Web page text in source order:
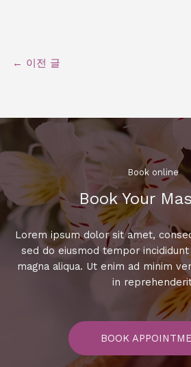
← 이전 글
Book online​
Book Your
Lorem ipsum dolor sit amet,
sed do eiusmod tempor
magna aliqua. Ut enim ad minim
in
BOOK